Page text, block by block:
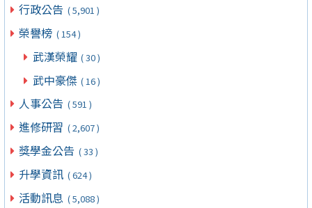
行政公告 ( 5,901 )
榮譽榜 ( 154 )
武漢榮耀 ( 30 )
武中豪傑 ( 16 )
人事公告 ( 591 )
進修研習 ( 2,607 )
獎學金公告 ( 33 )
升學資訊 ( 624 )
活動訊息 ( 5,088 )